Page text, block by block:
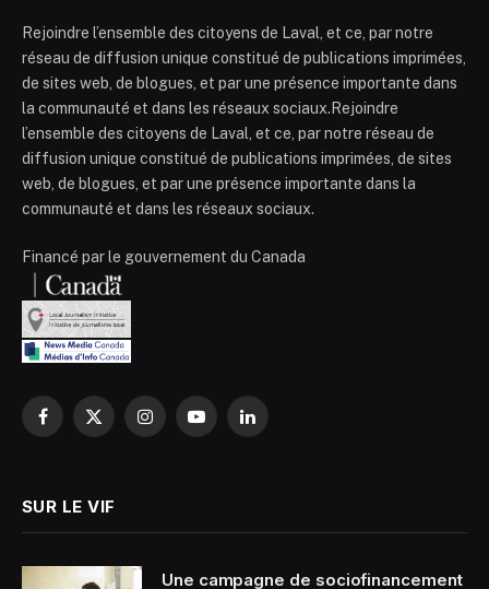
Rejoindre l’ensemble des citoyens de Laval, et ce, par notre
réseau de diffusion unique constitué de publications imprimées,
de sites web, de blogues, et par une présence importante dans
la communauté et dans les réseaux sociaux.Rejoindre
l’ensemble des citoyens de Laval, et ce, par notre réseau de
diffusion unique constitué de publications imprimées, de sites
web, de blogues, et par une présence importante dans la
communauté et dans les réseaux sociaux.
Financé par le gouvernement du Canada
Facebook
X
InstagramYouTubeLinkedIn
SUR LE VIF
Une campagne de sociofinancement